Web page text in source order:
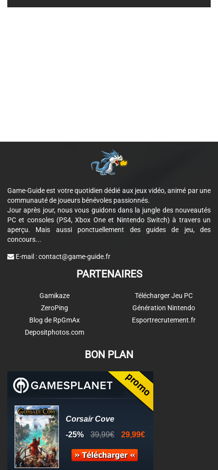
Game-Guide est votre quotidien dédié aux jeux vidéo, animé par une
communauté de joueurs bénévoles passionnés.
Jour après jour, nous vous guidons dans la jungle des nouveautés
PC et consoles (PS4, Xbox One et Nintendo Switch) à travers un
aperçu. Mais aussi ponctuellement des guides de jeu, des
concours...
E-mail :contact@game-guide.fr
PARTENAIRES
Gamikaze
ZeroPing
Blog de RpGmAx
Depositphotos.com
Télécharger Jeu PC
Génération Nintendo
Esportrecrutement.fr
BON PLAN